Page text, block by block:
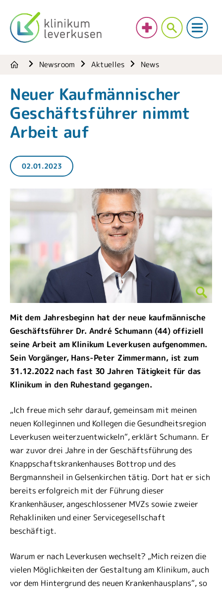
Newsroom Aktuelles News
Neuer Kaufmännischer
Geschäftsführer nimmt
Arbeit auf
02.01.2023
Mit dem Jahresbeginn hat der neue kaufmännische
Geschäftsführer Dr. André Schumann (44) offiziell
seine Arbeit am Klinikum Leverkusen aufgenommen.
Sein Vorgänger, Hans-Peter Zimmermann, ist zum
31.12.2022 nach fast 30 Jahren Tätigkeit für das
Klinikum in den Ruhestand gegangen.
„Ich freue mich sehr darauf, gemeinsam mit meinen
neuen Kolleginnen und Kollegen die Gesundheitsregion
Leverkusen weiterzuentwickeln“, erklärt Schumann. Er
war zuvor drei Jahre in der Geschäftsführung des
Knappschaftskrankenhauses Bottrop und des
Bergmannsheil in Gelsenkirchen tätig. Dort hat er sich
bereits erfolgreich mit der Führung dieser
Krankenhäuser, angeschlossener MVZs sowie zweier
Rehakliniken und einer Servicegesellschaft
beschäftigt.
Warum er nach Leverkusen wechselt? „Mich reizen die
vielen Möglichkeiten der Gestaltung am Klinikum, auch
vor dem Hintergrund des neuen Krankenhausplans“, so